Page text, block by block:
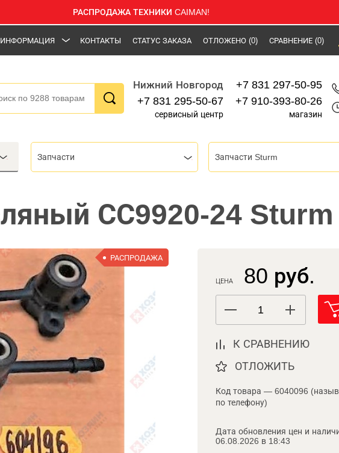
РАСПРОДАЖА ТЕХНИКИ CAIMAN!
ИНФОРМАЦИЯ КОНТАКТЫ СТАТУС ЗАКАЗА ОТЛОЖЕНО (0) СРАВНЕНИЕ (0)
Нижний Новгород
+7 831 295-50-67
сервисный центр
+7 831 297-50-95
+7 910-393-80-26
магазин
Запчасти Запчасти Sturm
СС9920-24 Sturm
РАСПРОДАЖА
ЦЕНА 80 руб.
К СРАВНЕНИЮ
ОТЛОЖИТЬ
Код товара — 6040096
по телефону)
Дата обновления цен и
06.08.2026 в 18:43